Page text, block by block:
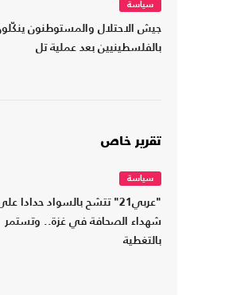
سياسة
جيش الاحتلال والمستوطنون
بالفلسطينيين بعد عملية تل
تقرير خاص
سياسة
"عربي21" تتشح بالسواد حدادا
شهداء الصحافة في غزة.. وتستمر
بالتغطية